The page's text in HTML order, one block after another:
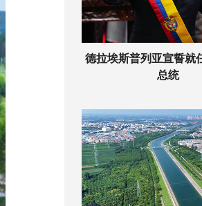
德拉埃斯普列亚宣誓就
总统